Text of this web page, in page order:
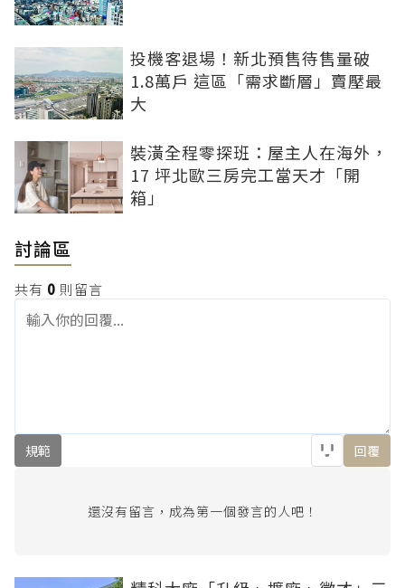
投機客退場！新北預售待售量破
1.8萬戶 這區「需求斷層」賣壓最
大
裝潢全程零探班：屋主人在海外，
17 坪北歐三房完工當天才「開
箱」
討論區
共有 0 則留言
規範 回覆
還沒有留言，成為第一個發言的人吧！